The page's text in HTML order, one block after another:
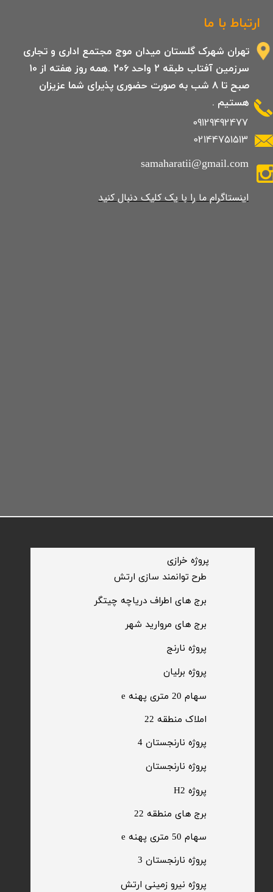
​طرح توانمند سازی ارتش
سهام 20 متری پهنه e​​​​​​​
​سهام 50 متری پهنه e
​املاک منطقه 22
برج های منطقه 22
​پروژه خرازی
پروژه برلیان
پروژه H2
​پروژه نارنج
​پروژه نارنجستان
​پروژه نیرو زمینی ارتش
​برج های اطراف دریاچه چیتگر
​برج های مروارید شهر
پروژه نارنجستان 4
​پروژه نارنجستان 3
ارتباط با ما
09129492477
02144751513
تهران شهرک گلستان میدان موج مجتمع اداری و تجاری
سرزمین آفتاب طبقه 2 واحد 206 .همه روز هفته از 10
صبح تا 8 شب به صورت حضوری پذیرای شما عزیزان
هستیم .
samaharatii@gmail.com
​​​​​​​​​اینستاگرام ما را با یک کلیک دنبال کنید